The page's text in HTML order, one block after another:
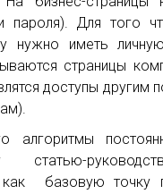
пароля). Для того
нужно иметь
страницы
доступы другим
алгоритмы
статью-
как базовую точку